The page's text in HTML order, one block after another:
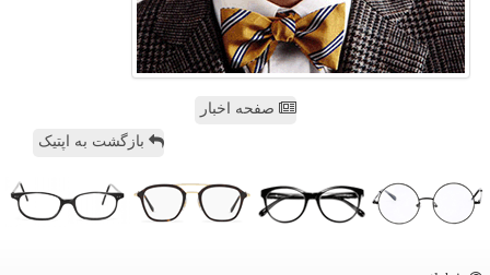
صفحه اخبار
بازگشت به اپتیک